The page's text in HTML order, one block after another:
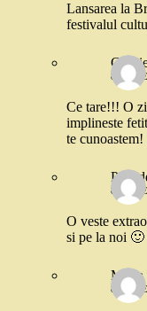
Lansarea la
festivalul
8
Ce tare!!! O
implineste
te
Pata
8
O veste
si pe la noi 🙂
Maria
8